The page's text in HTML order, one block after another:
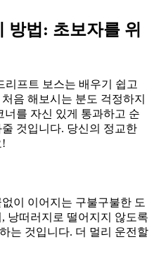
방법: 초보자를 위
프트 보스는 배우기 쉽고
음 해보시는 분도 걱정하지
를 자신 있게 통과하고 순
것입니다. 당신의 정교한
!
이 이어지는 구불구불한 도
낭떠러지로 떨어지지 않도록
는 것입니다. 더 멀리 운전할